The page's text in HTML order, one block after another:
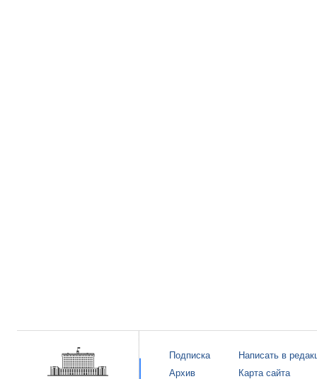
Подписка
Архив
Написать в
Карта сайта